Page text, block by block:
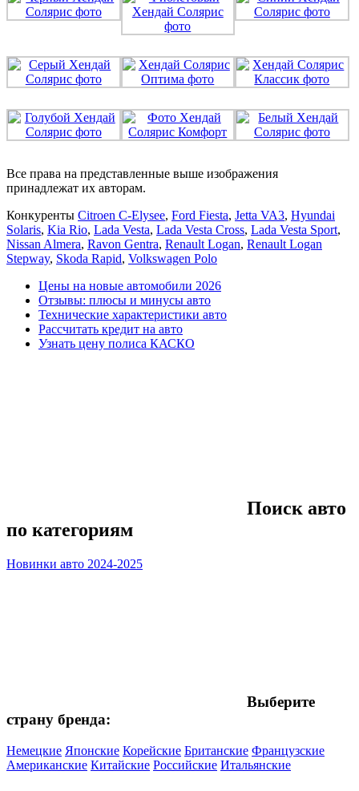
Все права на представленные выше изображения
принадлежат их авторам.
Конкуренты Citroen C-Elysee, Ford Fiesta, Jetta VA3, Hyundai
Solaris, Kia Rio, Lada Vesta, Lada Vesta Cross, Lada Vesta Sport,
Nissan Almera, Ravon Gentra, Renault Logan, Renault Logan
Stepway, Skoda Rapid, Volkswagen Polo
Цены на новые автомобили 2026
Отзывы: плюсы и минусы авто
Технические характеристики авто
Рассчитать кредит на авто
Узнать цену полиса КАСКО
Поиск авто
по категориям
Новинки авто 2024-2025
Выберите
страну бренда:
Немецкие Японские Корейские Британские Французские
Американские Китайские Российские Итальянские